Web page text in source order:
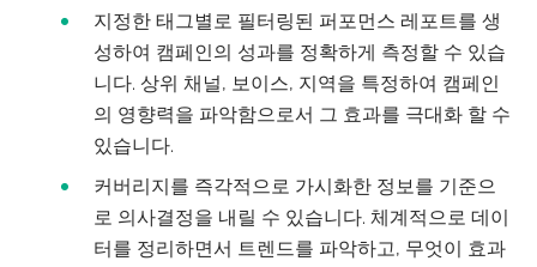
지정한 태그별로 필터링된 퍼포먼스 레포트를 생
성하여 캠페인의 성과를 정확하게 측정할 수 있습
니다. 상위 채널, 보이스, 지역을 특정하여 캠페인
의 영향력을 파악함으로서 그 효과를 극대화 할 수
있습니다.
커버리지를 즉각적으로 가시화한 정보를 기준으
로 의사결정을 내릴 수 있습니다. 체계적으로 데이
터를 정리하면서 트렌드를 파악하고, 무엇이 효과